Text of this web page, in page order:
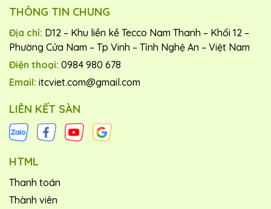
THÔNG TIN CHUNG
Địa chỉ: D12 – Khu liền kề Tecco Nam Thanh – Khối 12 –
Phường Cửa Nam – Tp Vinh – Tỉnh Nghệ An – Việt Nam
Điện thoại: 0984 980 678
Email: itcviet.com@gmail.com
LIÊN KẾT SÀN
HTML
Thanh toán
Thành viên